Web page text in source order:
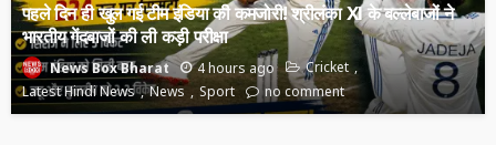
पहले दिन ही खुल गई टीम इंडिया की कमजोरी! श्रीलंका XI के बल्लेबाजों ने
भारतीय गेंदबाजों की ली कड़ी परीक्षा
News Box Bharat 4 hours ago
Cricket
Latest Hindi News
News Sport no comment